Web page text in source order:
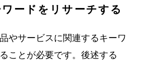
ードをリサーチする
やサービスに関連するキーワ
ことが必要です。後述する